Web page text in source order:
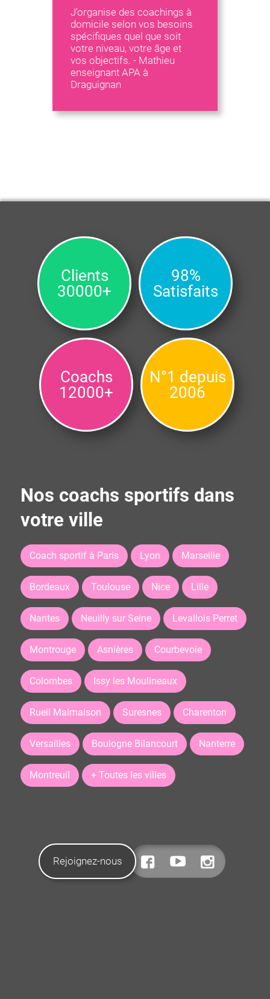
J'organise des coachings à
domicile selon vos besoins
spécifiques quel que soit
votre niveau, votre âge et
vos objectifs. - Mathieu
enseignant APA à
Draguignan
Clients
30000+
98%
Satisfaits
Coachs
12000+
N°1 depuis
2006
Nos coachs sportifs dans
votre ville
Coach sportif à Paris Lyon Marseille
Bordeaux Toulouse Nice Lille
Nantes Neuilly sur Seine Levallois Perret
Montrouge Asnières Courbevoie
Colombes Issy les Moulineaux
Rueil Malmaison Suresnes Charenton
Versailles Boulogne Bilancourt Nanterre
Montreuil + Toutes les villes
Rejoignez-nous